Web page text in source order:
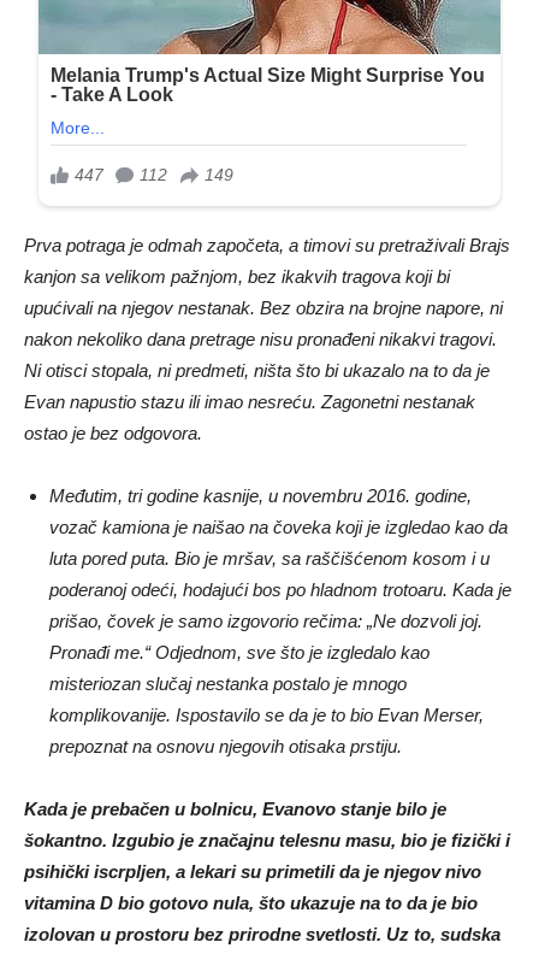
kanjon sa velikom pažnjom, bez ikakvih tragova koji bi
upućivali na njegov nestanak. Bez obzira na brojne napore, ni
nakon nekoliko dana pretrage nisu pronađeni nikakvi tragovi.
Ni otisci stopala, ni predmeti, ništa što bi ukazalo na to da je
Evan napustio stazu ili imao nesreću. Zagonetni nestanak
ostao je bez odgovora.
vozač kamiona je naišao na čoveka koji je izgledao kao da
luta pored puta. Bio je mršav, sa raščišćenom kosom i u
poderanoj odeći, hodajući bos po hladnom trotoaru. Kada je
prišao, čovek je samo izgovorio rečima: „Ne dozvoli joj.
Pronađi me.“ Odjednom, sve što je izgledalo kao
misteriozan slučaj nestanka postalo je mnogo
komplikovanije. Ispostavilo se da je to bio Evan Merser,
prepoznat na osnovu njegovih otisaka prstiju.
šokantno. Izgubio je značajnu telesnu masu, bio je fizički i
psihički iscrpljen, a lekari su primetili da je njegov nivo
vitamina D bio gotovo nula, što ukazuje na to da je bio
izolovan u prostoru bez prirodne svetlosti. Uz to, sudska
medicina je otkrila tragove vezivanja na njegovim